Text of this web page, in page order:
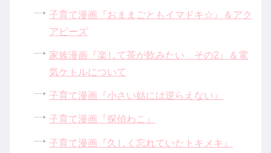
子育て漫画『おままごともイマドキ☆』＆アク
アビーズ
家族漫画『楽して茶が飲みたい その2』＆電
気ケトルについて
子育て漫画『小さい姑には逆らえない』
子育て漫画『探偵わこ』
子育て漫画『久しく忘れていたトキメキ』